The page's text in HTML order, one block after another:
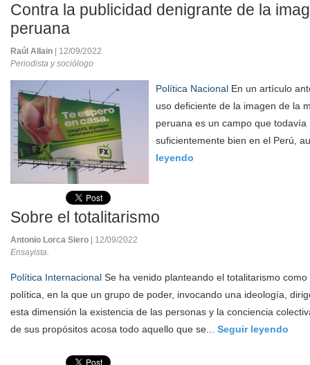
Contra la publicidad denigrante de la
peruana
Raúl Allain
| 12/09/2022
Periodista y sociólogo
Política Nacional En un artículo
uso deficiente de la imagen de la
peruana es un campo que
suficientemente bien en el Perú,
leyendo
Sobre el totalitarismo
Antonio Lorca Siero
| 12/09/2022
Ensayista.
Política Internacional Se ha venido planteando el totalitarismo
política, en la que un grupo de poder, invocando una ideología,
esta dimensión la existencia de las personas y la conciencia
de sus propósitos acosa todo aquello que se... Seguir leyendo